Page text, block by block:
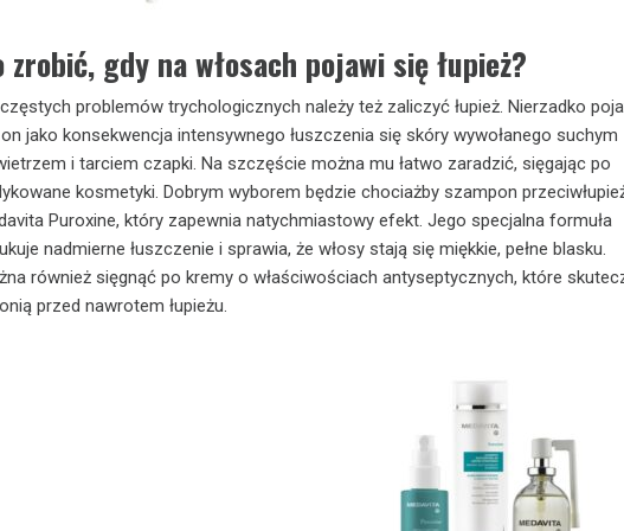
zrobić, gdy na włosach pojawi się łupież?
problemów trychologicznych należy też zaliczyć łupież. Nierzadko
jako konsekwencja intensywnego łuszczenia się skóry wywołanego suchym
i tarciem czapki. Na szczęście można mu łatwo zaradzić, sięgając po
kosmetyki. Dobrym wyborem będzie chociażby szampon
Puroxine, który zapewnia natychmiastowy efekt. Jego specjalna formuła
nadmierne łuszczenie i sprawia, że włosy stają się miękkie, pełne blasku.
również sięgnąć po kremy o właściwościach antyseptycznych, które
przed nawrotem łupieżu.